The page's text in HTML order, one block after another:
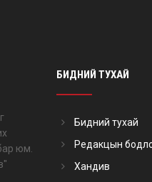
юм.
БИДНИЙ ТУХАЙ
Бидний тухай
Редакцын
Хандив